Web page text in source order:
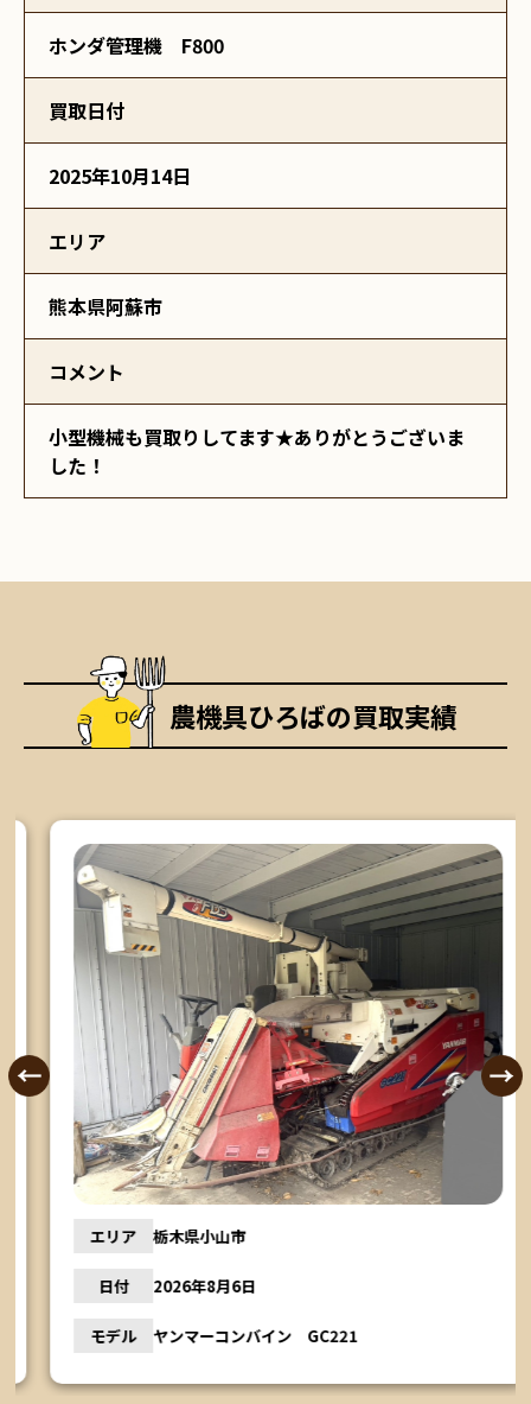
ホンダ管理機 F800
買取日付
2025年10月14日
エリア
熊本県阿蘇市
コメント
小型機械も買取りしてます★ありがとうございま
した！
農機具ひろばの買取実績
エリア 栃木県小山市
日付 2026年8月6日
モデル ヤンマーコンバイン GC221